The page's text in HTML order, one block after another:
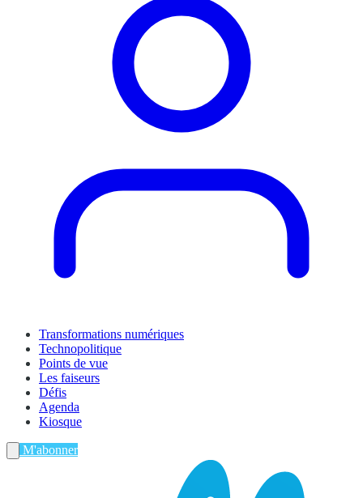
Transformations numériques
Technopolitique
Points de vue
Les faiseurs
Défis
Agenda
Kiosque
M'abonner